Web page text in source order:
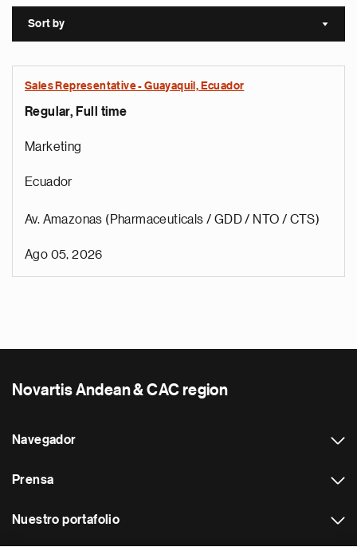
Sort by Sort
Sales Representative - Guayaquil, Ecuador
Regular, Full time
Marketing
Ecuador
Av. Amazonas (Pharmaceuticals / GDD / NTO / CTS)
Ago 05, 2026
Novartis Andean & CAC region
Navegador
Prensa
Nuestro portafolio